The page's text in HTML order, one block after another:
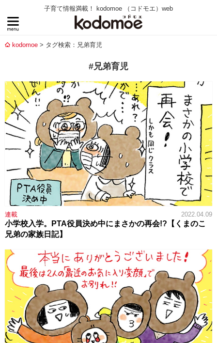
子育て情報満載！ kodomoe （コドモエ）web
kodomoe タグ検索：兄弟育児
#兄弟育児
連載 2022.04.09
小学校入学。PTA役員決め中にまさかの再会!?【くまのこ
兄弟の家族日記】